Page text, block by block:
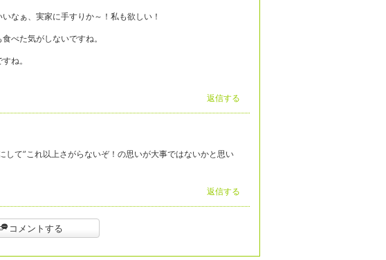
なぁ、実家に手すりか～！私も欲しい！
べた気がしないですね。
ね。
返信する
して”これ以上さがらないぞ！の思いが大事ではないかと思い
返信する
コメントする